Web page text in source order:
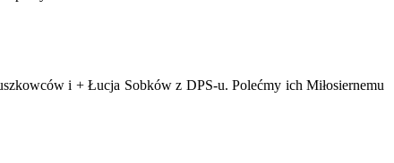
i + Łucja Sobków z DPS-u. Polećmy ich Miłosiernemu